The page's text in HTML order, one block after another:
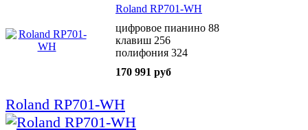
Roland RP701-WH
цифровое пианино 88
клавиш 256
полифония 324
Bluetooth 3.0 MIDI:
170 991 руб
Roland RP701-WH